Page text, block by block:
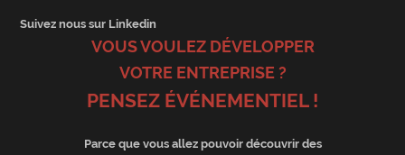
Suivez nous sur Linkedin
VOUS VOULEZ DÉVELOPPER
VOTRE ENTREPRISE ?
PENSEZ ÉVÉNEMENTIEL !
Parce que vous allez pouvoir découvrir des